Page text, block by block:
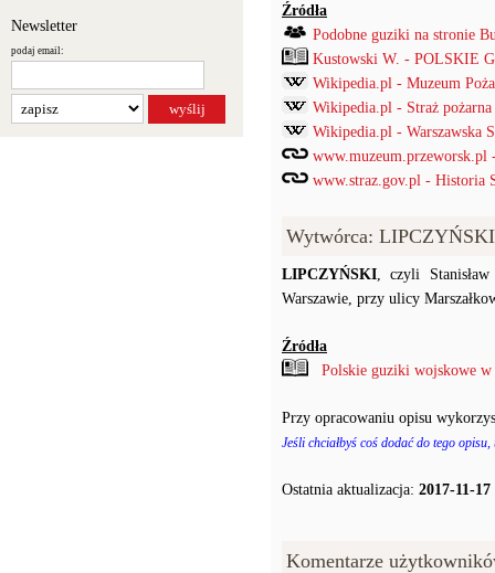
Newsletter
podaj email:
Źródła
Podobne guziki na stronie
Kustowski W. - POLSKIE
Wikipedia.pl - Muzeum
Wikipedia.pl - Straż pożarna
Wikipedia.pl - Warszawska
www.muzeum.przeworsk.pl
www.straz.gov.pl - Historia
Wytwórca:
LIPCZYŃSKI, czyli
Warszawie, przy ulicy
Źródła
Polskie guziki wojskowe
Przy opracowaniu opisu
Jeśli chciałbyś coś dodać do tego
Ostatnia aktualizacja: 2017-11-17
Komentarze